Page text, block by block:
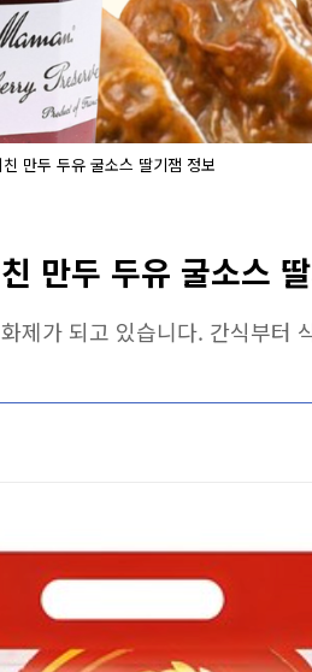
만두 두유 굴소스 딸기잼 정보
만두 두유 굴소스
제가 되고 있습니다. 간식부터